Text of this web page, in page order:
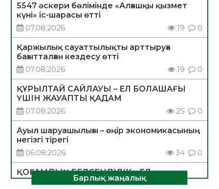
5547 әскери бөлімінде «Алғашқы қызмет
күні» іс-шарасы өтті
07.08.2026
19 0
Қаржылық сауаттылықты арттыруға
бағытталған кездесу өтті
07.08.2026
19 0
ҚҰРЫЛТАЙ САЙЛАУЫ – ЕЛ БОЛАШАҒЫ
ҮШІН ЖАУАПТЫ ҚАДАМ
07.08.2026
25 0
Ауыл шаруашылығы – өңір экономикасының
негізгі тірегі
06.08.2026
34 0
ҚОҒАМДЫҚ БЕЛСЕНДІЛІК – ЕЛ
ДАМУЫНЫҢ НЕГІЗІБарлық жаңалық